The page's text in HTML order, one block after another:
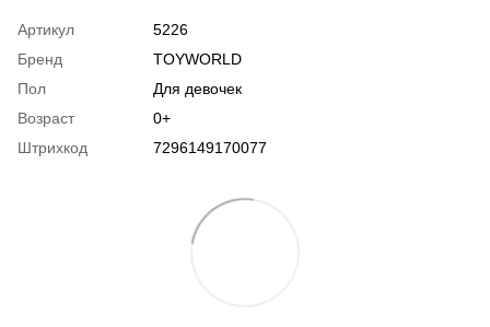
Артикул
5226
Бренд
TOYWORLD
Пол
Для девочек
Возраст
0+
Штрихкод
7296149170077